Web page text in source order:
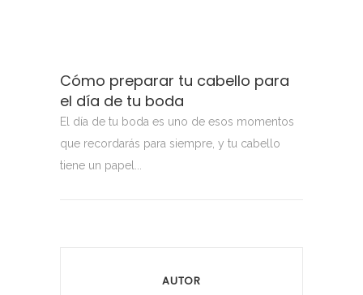
Cómo preparar tu cabello para
el día de tu boda
El día de tu boda es uno de esos momentos
que recordarás para siempre, y tu cabello
tiene un papel...
AUTOR